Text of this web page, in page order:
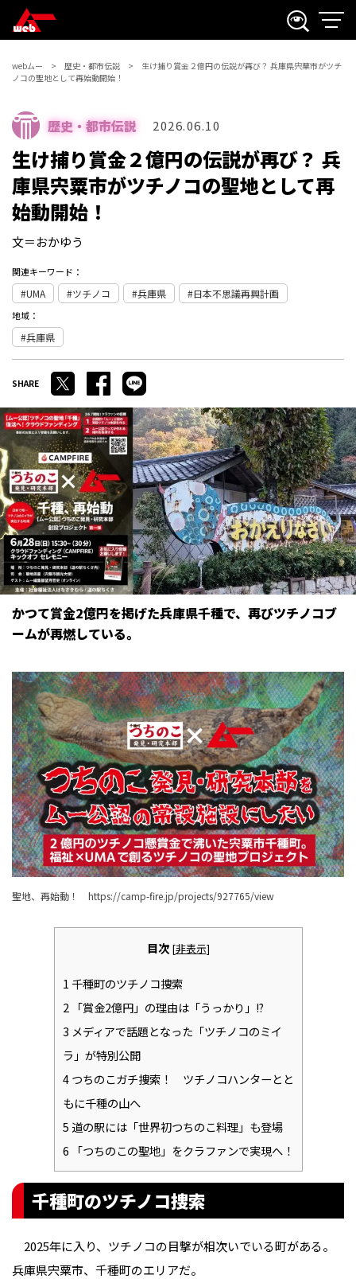
webムー 歴史・都市伝説
生け捕り賞金２億円の伝説が再び？ 兵庫県宍粟市がツチ
ノコの聖地として再始動開始！
歴史・都市伝説 2026.06.10
生け捕り賞金２億円の伝説が再び？ 兵
庫県宍粟市がツチノコの聖地として再
始動開始！
文＝おかゆう
関連キーワード：
UMA ツチノコ 兵庫県 日本不思議再興計画
地域：
兵庫県
かつて賞金2億円を掲げた兵庫県千種で、再びツチノコブ
ームが再燃している。
聖地、再始動！ https://camp-fire.jp/projects/927765/view
目次 [非表示]
1 千種町のツチノコ捜索
2「賞金2億円」の理由は「うっかり」!?
3 メディアで話題となった「ツチノコのミイ
ラ」が特別公開
4つちのこガチ捜索！ ツチノコハンターとと
もに千種の山へ
5 道の駅には「世界初つちのこ料理」も登場
6 「つちのこの聖地」をクラファンで実現へ！
千種町のツチノコ捜索
2025年に入り、ツチノコの目撃が相次いでいる町がある。
兵庫県宍粟市、千種町のエリアだ。